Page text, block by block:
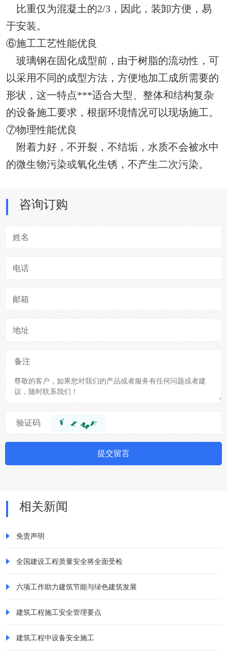
比重仅为混凝土的2/3，因此，装卸方便，易
于安装。
⑥施工工艺性能优良
玻璃钢在固化成型前，由于树脂的流动性，可
以采用不同的成型方法，方便地加工成所需要的
形状，这一特点***适合大型、整体和结构复杂
的设备施工要求，根据环境情况可以现场施工。
⑦物理性能优良
附着力好，不开裂，不结垢，水质不会被水中
的微生物污染或氧化生锈，不产生二次污染。
咨询订购
姓名
电话
邮箱
地址
备注
验证码
提交留言
相关新闻
免责声明
全国建设工程质量安全将全面受检
六项工作助力建筑节能与绿色建筑发展
建筑工程施工安全管理要点
建筑工程中设备安全施工